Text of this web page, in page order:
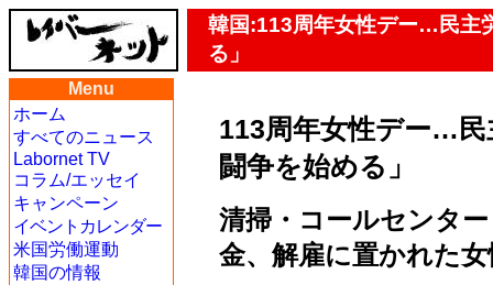
韓国:113周年女性デー…民主
る」
Menu
ホーム
すべてのニュース
Labornet TV
コラム/エッセイ
キャンペーン
イベントカレンダー
米国労働運動
韓国の情報
113周年女性デー…民
闘争を始める」
清掃・コールセンタ
金、解雇に置かれた